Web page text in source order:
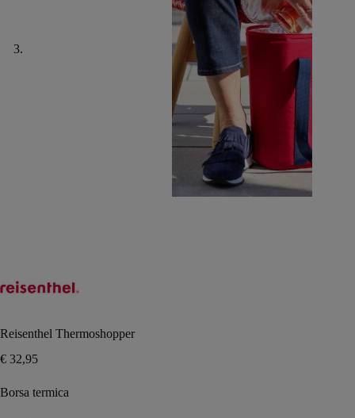
Reisenthel Thermoshopper
€ 32,95
Borsa termica